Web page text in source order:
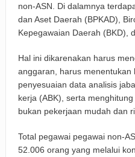
non-ASN. Di dalamnya
dan Aset Daerah (BPKAD),
Kepegawaian Daerah (BKD),
Hal ini dikarenakan harus
anggaran, harus menentukan
penyesuaian data analisis
kerja (ABK), serta
bukan pekerjaan mudah dan
Total pegawai pegawai non-
52.006 orang yang melalui